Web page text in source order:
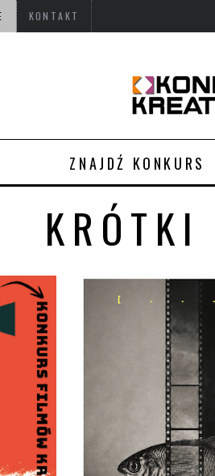
KONTAKT
ZNAJDŹ KONKURS
KRÓTKI